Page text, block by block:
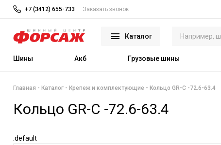
+7 (3412) 655-733 Заказать звонок
Каталог
Шины Акб Грузовые шины
Главная Каталог Крепеж и комплектующие Кольцо GR-C -72.6-63.4
Кольцо GR-C -72.6-63.4
.default